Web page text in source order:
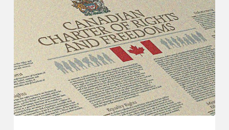
»,
sur
la
liberté
d’expression
et
le
droit
à
devant
la
Cour
suprême
dans
la
première
affaire